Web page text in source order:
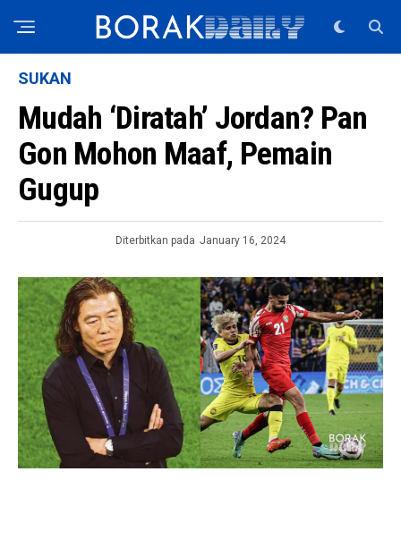
SUKAN
Mudah ‘Diratah’ Jordan? Pan
Gon Mohon Maaf, Pemain
Gugup
Diterbitkan pada January 16, 2024